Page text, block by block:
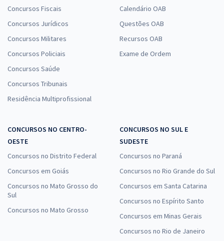
Concursos Fiscais
Concursos Jurídicos
Concursos Militares
Concursos Policiais
Concursos Saúde
Concursos Tribunais
Residência Multiprofissional
Calendário OAB
Questões OAB
Recursos OAB
Exame de Ordem
CONCURSOS NO CENTRO-
OESTE
Concursos no Distrito Federal
Concursos em Goiás
Concursos no Mato Grosso do
Sul
Concursos no Mato Grosso
CONCURSOS NO SUL E
SUDESTE
Concursos no Paraná
Concursos no Rio Grande do Sul
Concursos em Santa Catarina
Concursos no Espírito Santo
Concursos em Minas Gerais
Concursos no Rio de Janeiro